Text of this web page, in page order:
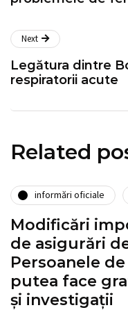
Next
Legătura dintre
respiratorii acute
Related
informări oficiale
Modificări
de asigurări
Persoanele
putea face
şi investigaţii